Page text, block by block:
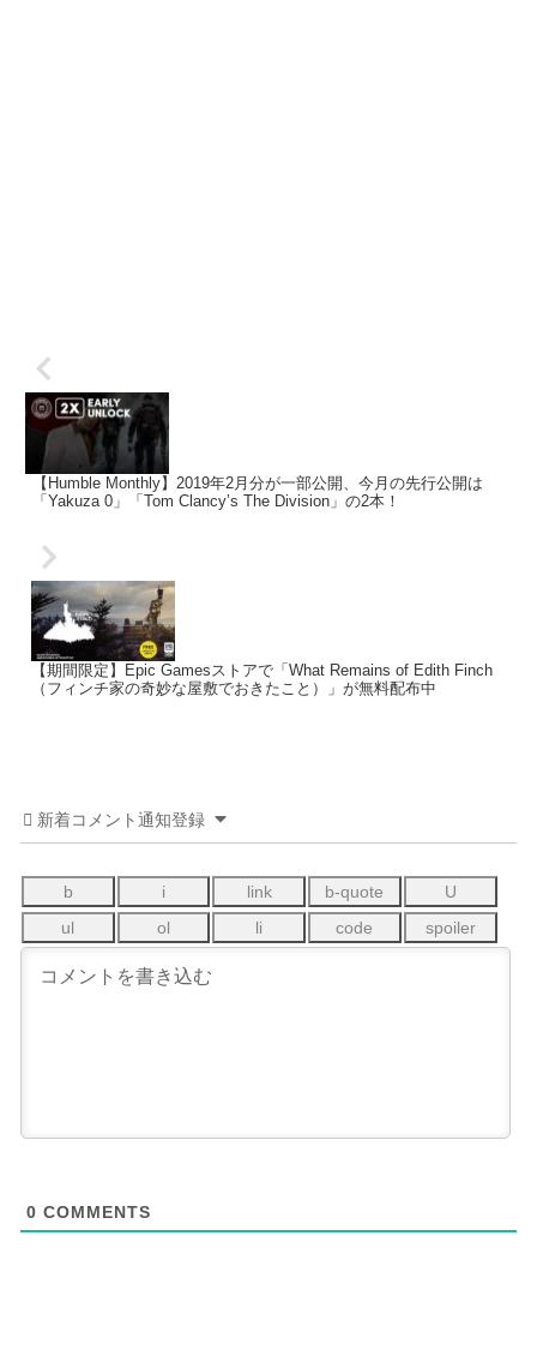
【Humble Monthly】2019年2月分が一部公開、今月の先行公開は
「Yakuza 0」「Tom Clancy’s The Division」の2本！
【期間限定】Epic Gamesストアで「What Remains of Edith Finch
（フィンチ家の奇妙な屋敷でおきたこと）」が無料配布中
新着コメント通知登録
0 COMMENTS